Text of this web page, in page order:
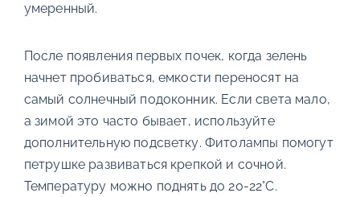
умеренный.
После появления первых почек, когда зелень
начнет пробиваться, емкости переносят на
самый солнечный подоконник. Если света мало,
а зимой это часто бывает, используйте
дополнительную подсветку. Фитолампы помогут
петрушке развиваться крепкой и сочной.
Температуру можно поднять до 20-22°C.